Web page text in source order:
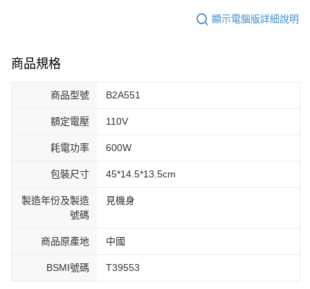
顯示電腦版詳細說明
商品規格
商品型號 B2A551
額定電壓 110V
耗電功率 600W
包裝尺寸 45*14.5*13.5cm
製造年份及製造
號碼
見機身
商品原產地 中國
BSMI號碼 T39553